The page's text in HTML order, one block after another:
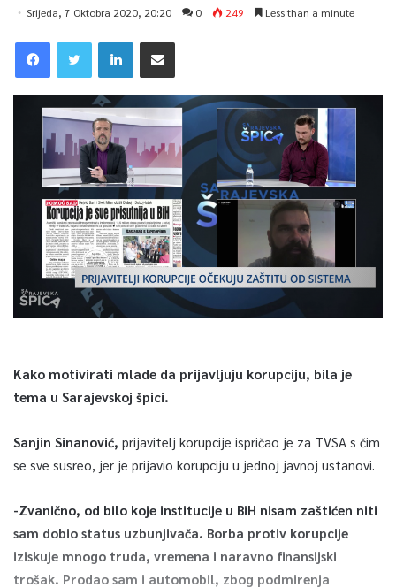
Srijeda, 7 Oktobra 2020, 20:20 0 249 Less than a minute
Kako motivirati mlade da prijavljuju korupciju, bila je
tema u Sarajevskoj špici.
Sanjin Sinanović, prijavitelj korupcije ispričao je za TVSA s čim
se sve susreo, jer je prijavio korupciju u jednoj javnoj ustanovi.
-Zvanično, od bilo koje institucije u BiH nisam zaštićen niti
sam dobio status uzbunjivača. Borba protiv korupcije
iziskuje mnogo truda, vremena i naravno finansijski
trošak. Prodao sam i automobil, zbog podmirenja